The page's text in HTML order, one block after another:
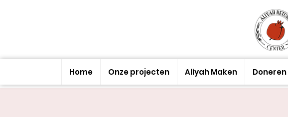
Home Onze projecten Aliyah Maken Doneren